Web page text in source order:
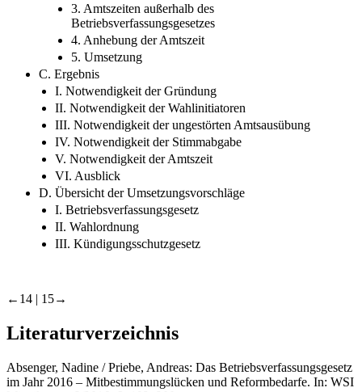
3. Amtszeiten außerhalb des
Betriebsverfassungsgesetzes
4. Anhebung der Amtszeit
5. Umsetzung
C. Ergebnis
I. Notwendigkeit der Gründung
II. Notwendigkeit der Wahlinitiatoren
III. Notwendigkeit der ungestörten Amtsausübung
IV. Notwendigkeit der Stimmabgabe
V. Notwendigkeit der Amtszeit
VI. Ausblick
D. Übersicht der Umsetzungsvorschläge
I. Betriebsverfassungsgesetz
II. Wahlordnung
III. Kündigungsschutzgesetz
←14 | 15→
Literaturverzeichnis
Absenger, Nadine / Priebe, Andreas: Das Betriebsverfassungsgesetz
im Jahr 2016 – Mitbestimmungslücken und Reformbedarfe. In: WSI